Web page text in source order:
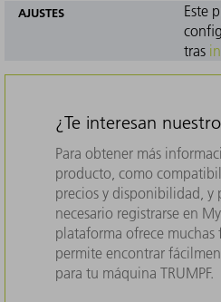
AJUSTES
Este
tras
¿Te interesan
Para obtener más
producto, como
precios y disponibilidad, y
necesario registrarse en
plataforma ofrece muchas
permite encontrar
para tu máquina TRUMPF.